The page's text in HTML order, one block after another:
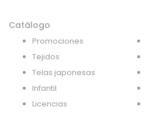
Catálogo
Promociones
Tejidos
Telas japonesas
Infantil
Licencias